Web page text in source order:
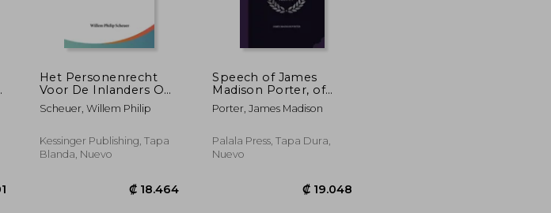
₡ 32.498 ₡ 29.369
Het Personenrecht
Voor De Inlanders Op
Java En Madoera
(1904)
Scheuer, Willem Philip
Kessinger Publishing, Tapa
Blanda, Nuevo
Speech of James
Madison Porter, of
Northampton, in the
Convention of
Subject of the Right
to Annul Charters of
Porter, James Madison
Palala Press, Tapa Dura,
Nuevo